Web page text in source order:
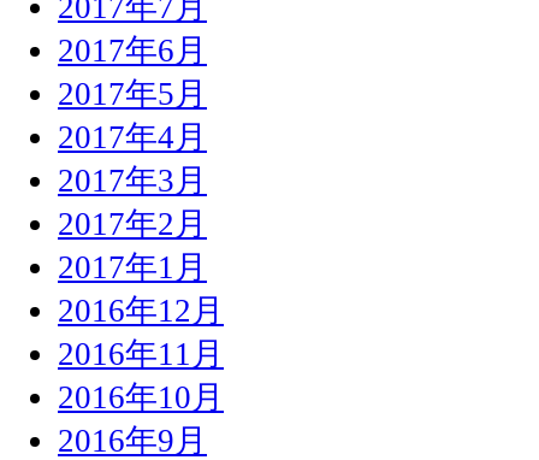
2017年7月
2017年6月
2017年5月
2017年4月
2017年3月
2017年2月
2017年1月
2016年12月
2016年11月
2016年10月
2016年9月